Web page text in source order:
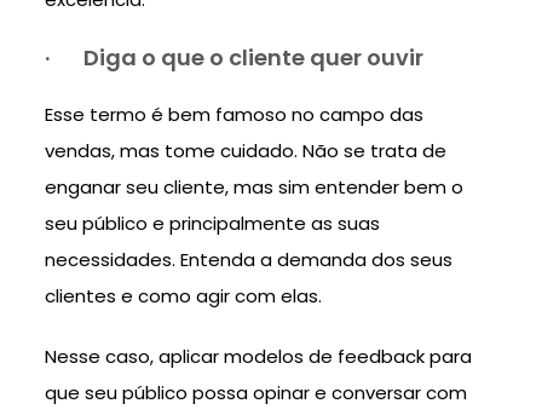
· Diga o que o cliente quer ouvir
Esse termo é bem famoso no campo das
vendas, mas tome cuidado. Não se trata de
enganar seu cliente, mas sim entender bem o
seu público e principalmente as suas
necessidades. Entenda a demanda dos seus
clientes e como agir com elas.
Nesse caso, aplicar modelos de feedback para
que seu público possa opinar e conversar com